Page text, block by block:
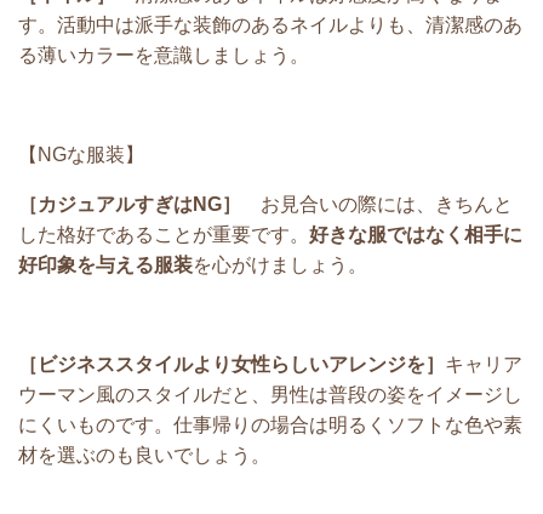
す。活動中は派手な装飾のあるネイルよりも、清潔感のあ
る薄いカラーを意識しましょう。
【NGな服装】
［カジュアルすぎはNG］ お見合いの際には、きちんと
した格好であることが重要です。 好きな服ではなく相手に
好印象を与える服装を心がけましょう。
［ビジネススタイルより女性らしいアレンジを］ キャリア
ウーマン風のスタイルだと、男性は普段の姿をイメージし
にくいものです。仕事帰りの場合は明るくソフトな色や素
材を選ぶのも良いでしょう。